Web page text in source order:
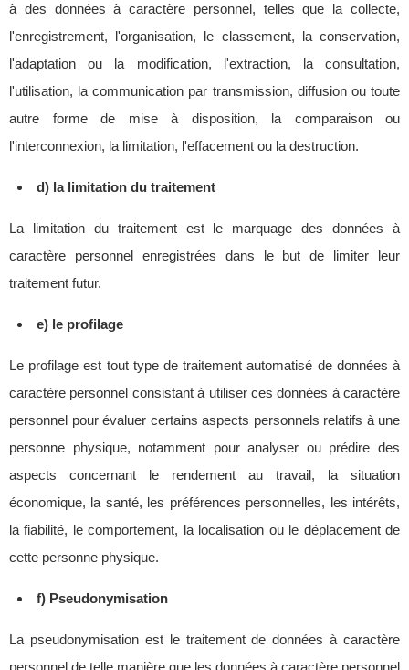
à des données à caractère personnel, telles que la collecte,
l'enregistrement, l'organisation, le classement, la conservation,
l'adaptation ou la modification, l'extraction, la consultation,
l'utilisation, la communication par transmission, diffusion ou toute
autre forme de mise à disposition, la comparaison ou
l'interconnexion, la limitation, l'effacement ou la destruction.
d) la limitation du traitement
La limitation du traitement est le marquage des données à
caractère personnel enregistrées dans le but de limiter leur
traitement futur.
e) le profilage
Le profilage est tout type de traitement automatisé de données à
caractère personnel consistant à utiliser ces données à caractère
personnel pour évaluer certains aspects personnels relatifs à une
personne physique, notamment pour analyser ou prédire des
aspects concernant le rendement au travail, la situation
économique, la santé, les préférences personnelles, les intérêts,
la fiabilité, le comportement, la localisation ou le déplacement de
cette personne physique.
f) Pseudonymisation
La pseudonymisation est le traitement de données à caractère